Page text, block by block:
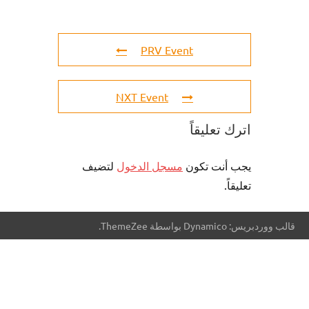
PRV Event
NXT Event
اترك تعليقاً
يجب أنت تكون مسجل الدخول لتضيف
تعليقاً.
قالب ووردبريس: Dynamico بواسطة ThemeZee.